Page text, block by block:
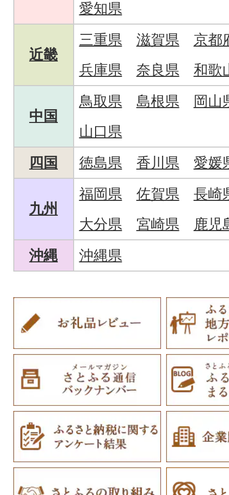
愛知県
近畿
三重県 滋賀県
京都
兵庫県
奈良県 和歌
中国
鳥取県 島根県
岡山
山口県
四国
徳島県 香川県 愛媛
九州
福岡県 佐賀県
長崎
大分県
宮崎県
鹿児
沖縄
沖縄県